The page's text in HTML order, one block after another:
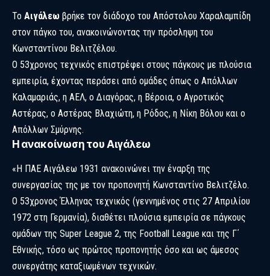
Το Αιγάλεω βρήκε τον διάδοχο του Απόστολου Χαραλαμπίδη
στον πάγκο του, ανακοινώνοντας την πρόσληψη του
Κωνσταντίνου Βελιτζέλου.
Ο 53χρονος τεχνικός επιστρέφει στους πάγκους με πλούσια
εμπειρία, έχοντας περάσει από ομάδες όπως ο Απόλλων
Καλαμαριάς, η ΑΕΛ, ο Διαγόρας, η Βέροια, ο Αγροτικός
Αστέρας, ο Αστέρας Βλαχιώτη, η Ρόδος, η Νίκη Βόλου και ο
Απόλλων Σμύρνης.
Η ανακοίνωση του Αιγάλεω
«Η ΠΑΕ Αιγάλεω 1931 ανακοινώνει την έναρξη της
συνεργασίας της με τον προπονητή Κωνσταντίνο Βελιτζέλο.
Ο 53χρονος Έλληνας τεχνικός (γεννημένος στις 27 Απριλίου
1972 στη Γερμανία), διαθέτει πλούσια εμπειρία σε πάγκους
ομάδων της Super League 2, της Football League και της Γ΄
Εθνικής, τόσο ως πρώτος προπονητής όσο και ως άμεσος
συνεργάτης καταξιωμένων τεχνικών.